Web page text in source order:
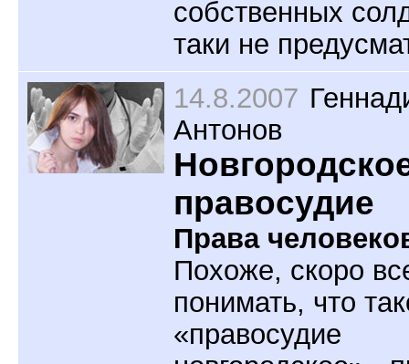
собственных
таки не
14.8.2007
Антонов
правосудие
Права
Похоже, скоро
понимать, что
«правосудие